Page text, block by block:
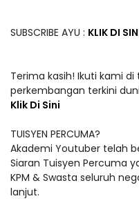
SUBSCRIBE AYU : KLIK DI
Terima kasih! Ikuti kami
perkembangan terkini
Klik Di Sini
TUISYEN PERCUMA?
Akademi Youtuber telah
Siaran Tuisyen Percuma
KPM & Swasta seluruh
lanjut.